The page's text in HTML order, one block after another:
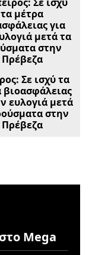
Σε ισχύ τα
βιοασφάλειας
ευλογιά μετά
στην
Πρέβεζα
Mega